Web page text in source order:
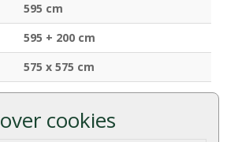
cookies
595 cm
595 + 200 cm
575 x 575 cm
ca. 277 cm
ca. 195 cm (inclusief kozijn)